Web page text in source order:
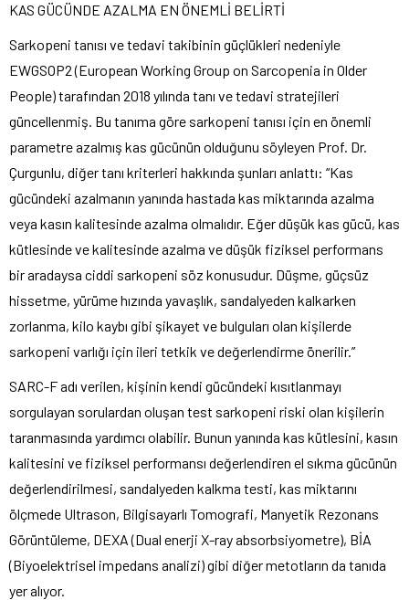
KAS GÜCÜNDE AZALMA EN ÖNEMLİ BELİRTİ
Sarkopeni tanısı ve tedavi takibinin güçlükleri nedeniyle
EWGSOP2 (European Working Group on Sarcopenia in Older
People) tarafından 2018 yılında tanı ve tedavi stratejileri
güncellenmiş. Bu tanıma göre sarkopeni tanısı için en önemli
parametre azalmış kas gücünün olduğunu söyleyen Prof. Dr.
Çurgunlu, diğer tanı kriterleri hakkında şunları anlattı: “Kas
gücündeki azalmanın yanında hastada kas miktarında azalma
veya kasın kalitesinde azalma olmalıdır. Eğer düşük kas gücü, kas
kütlesinde ve kalitesinde azalma ve düşük fiziksel performans
bir aradaysa ciddi sarkopeni söz konusudur. Düşme, güçsüz
hissetme, yürüme hızında yavaşlık, sandalyeden kalkarken
zorlanma, kilo kaybı gibi şikayet ve bulguları olan kişilerde
sarkopeni varlığı için ileri tetkik ve değerlendirme önerilir.”
SARC-F adı verilen, kişinin kendi gücündeki kısıtlanmayı
sorgulayan sorulardan oluşan test sarkopeni riski olan kişilerin
taranmasında yardımcı olabilir. Bunun yanında kas kütlesini, kasın
kalitesini ve fiziksel performansı değerlendiren el sıkma gücünün
değerlendirilmesi, sandalyeden kalkma testi, kas miktarını
ölçmede Ultrason, Bilgisayarlı Tomografi, Manyetik Rezonans
Görüntüleme, DEXA (Dual enerji X-ray absorbsiyometre), BİA
(Biyoelektrisel impedans analizi) gibi diğer metotların da tanıda
yer alıyor.